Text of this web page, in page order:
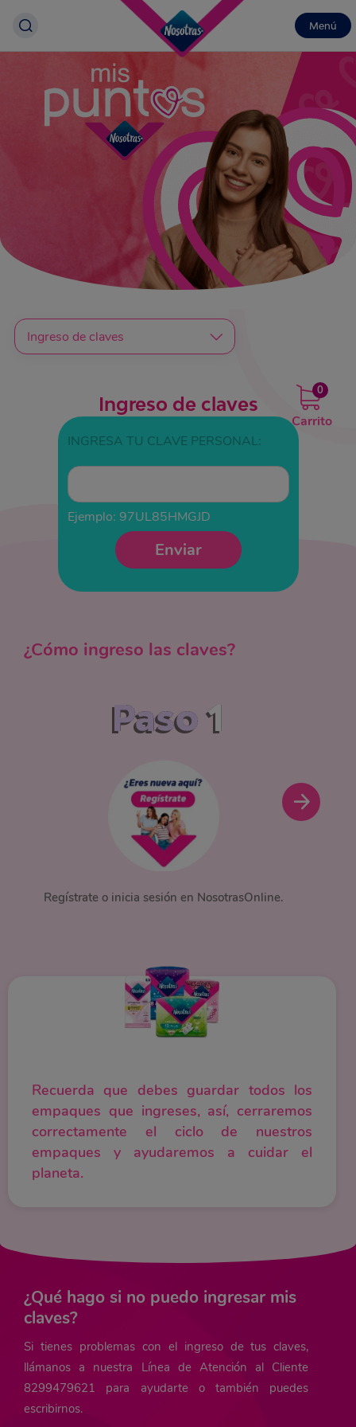
Menú
Ingreso de claves
0
Carrito
Ingreso de claves
INGRESA TU CLAVE PERSONAL:
Ejemplo: 97UL85HMGJD
Enviar
¿Cómo ingreso las claves?
Paso1
Regístrate o inicia sesión en NosotrasOnline.
Recuerda que debes guardar todos los
empaques que ingreses, así, cerraremos
correctamente el ciclo de nuestros
empaques y ayudaremos a cuidar el
planeta.
¿Qué hago si no puedo ingresar mis
claves?
Si tienes problemas con el ingreso de tus claves,
llámanos a nuestra Línea de Atención al Cliente
8299479621 para ayudarte o también puedes
escribirnos.